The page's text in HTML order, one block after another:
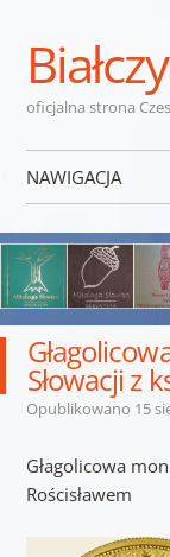
oficjalna strona
NAWIGACJA
Słowacji z
Opublikowano 15
Głagolicowa
Rościsławem